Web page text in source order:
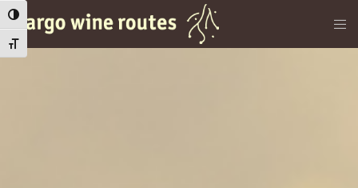
Εναλλαγή Υψηλής Αντίθεσης
Εναλλαγή Μεγέθους Γραμμάτων